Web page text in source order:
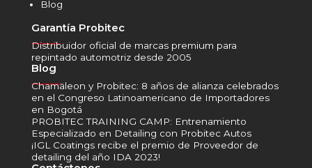
Blog
Garantía Probitec
______
Distribuidor oficial de marcas premium para
repintado automotriz desde 2005
Blog
______
Chamäleon y Probitec: 8 años de alianza celebrados
en el Congreso Latinoamericano de Importadores
en Bogotá
PROBITEC TRAINING CAMP: Entrenamiento
Especializado en Detailing con Probitec Autos
¡IGL Coatings recibe el premio de Proveedor de
detailing del año IDA 2023!